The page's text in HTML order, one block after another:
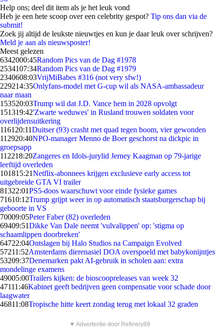
Help ons; deel dit item als je het leuk vond
Heb je een hete scoop over een celebrity gespot? Tip ons dan via de
submit!
Zoek jij altijd de leukste nieuwtjes en kun je daar leuk over schrijven?
Meld je aan als nieuwsposter!
Meest gelezen
6342000:45Random Pics van de Dag #1978
2534107:34Random Pics van de Dag #1979
2340608:03VrijMiBabes #316 (not very sfw!)
229214:35Onlyfans-model met G-cup wil als NASA-ambassadeur
naar maan
153520:03Trump wil dat J.D. Vance hem in 2028 opvolgt
151319:42'Zwarte weduwes' in Rusland trouwen soldaten voor
overlijdensuitkering
1161 20:11Duitser (93) crasht met quad tegen boom, vier gewonden
112920:40NPO-manager Menno de Boer geschorst na dickpic in
groepsapp
112218:20Zangeres en Idols-jurylid Jerney Kaagman op 79-jarige
leeftijd overleden
101815:21Netflix-abonnees krijgen exclusieve early access tot
uitgebreide GTA VI trailer
81322:01PS5-doos waarschuwt voor einde fysieke games
71610:12Trump grijpt weer in op automatisch staatsburgerschap bij
geboorte in VS
70009:05Peter Faber (82) overleden
69409:51Dikke Van Dale neemt 'vulvalippen' op: 'stigma op
schaamlippen doorbreken'
64722:04Ontslagen bij Halo Studios na Campaign Evolved
57211:52Amsterdams dierenasiel DOA overspoeld met babykonijntjes
53209:37Denemarken pakt AI-gebruik in scholen aan: extra
mondelinge examens
49005:00Trailers kijken: de bioscoopreleases van week 32
47111:46Kabinet geeft bedrijven geen compensatie voor schade door
laagwater
46811:08Tropische hitte keert zondag terug met lokaal 32 graden
▼ Advertentie door Refinery89